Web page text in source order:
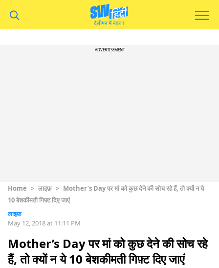
ADVERTISEMENT
Home > लाइफ़ > Mother’s Day पर मां को कुछ देने की सोच रहे हैं, तो क्यों न ये
10 बेशकीमती गिफ़्ट दिए जाएं
लाइफ़
May 12, 2018 at 11:11 PM
Mother’s Day पर मां को कुछ देने की सोच रहे
हैं, तो क्यों न ये 10 बेशकीमती गिफ़्ट दिए जाएं